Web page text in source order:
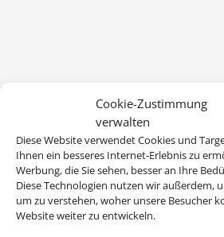
Cookie-Zustimmung
verwalten
Diese Website verwendet Cookies und
Ihnen ein besseres Internet-Erlebnis zu
Werbung, die Sie sehen, besser an Ihre
Diese Technologien nutzen wir außerdem,
um zu verstehen, woher unsere Besucher
Website weiter zu entwickeln.
Wir brauchen Ihre
Um diesen Inhalt darzustellen, aktivieren